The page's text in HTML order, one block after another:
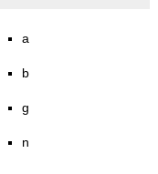
a
b
g
n